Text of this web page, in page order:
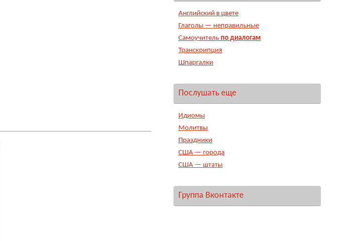
Английский в цвете
Глаголы — неправильные
Самоучитель по диалогам
Транскрипция
Шпаргалки
Послушать еще
Идиомы
Молитвы
Праздники
США — города
США — штаты
Группа Вконтакте